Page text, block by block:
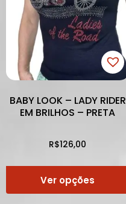
BABY LOOK – LADY RIDER
EM BRILHOS – PRETA
R$126,00
Ver opções